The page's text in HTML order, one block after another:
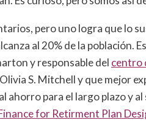
pero uno logra que lo
al 20% de la población.
y responsable del centro
S. Mitchell y que mejor
para el largo plazo y
for Retirment Plan